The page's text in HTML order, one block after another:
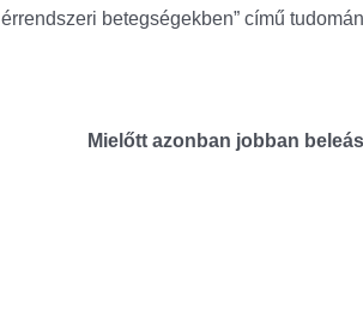
érrendszeri betegségekben” című
Mielőtt azonban jobban